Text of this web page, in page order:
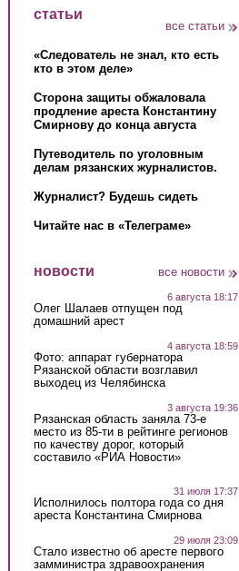
статьи
все статьи
«Следователь не знал, кто есть
кто в этом деле»
Сторона защиты обжаловала
продление ареста Константину
Смирнову до конца августа
Путеводитель по уголовным
делам рязанских журналистов.
Журналист? Будешь сидеть
Читайте нас в «Телеграме»
новости все новости
6 августа 18:17
Олег Шалаев отпущен под
домашний арест
4 августа 18:59
Фото: аппарат губернатора
Рязанской области возглавил
выходец из Челябинска
3 августа 19:36
Рязанская область заняла 73-е
место из 85-ти в рейтинге регионов
по качеству дорог, который
составило «РИА Новости»
31 июля 17:37
Исполнилось полтора года со дня
ареста Константина Смирнова
29 июля 23:09
Стало известно об аресте первого
замминистра здравоохранения